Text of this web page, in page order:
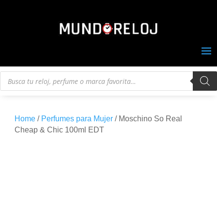
Búsqueda
Home / Perfumes para Mujer / Moschino So Real
Cheap & Chic 100ml EDT